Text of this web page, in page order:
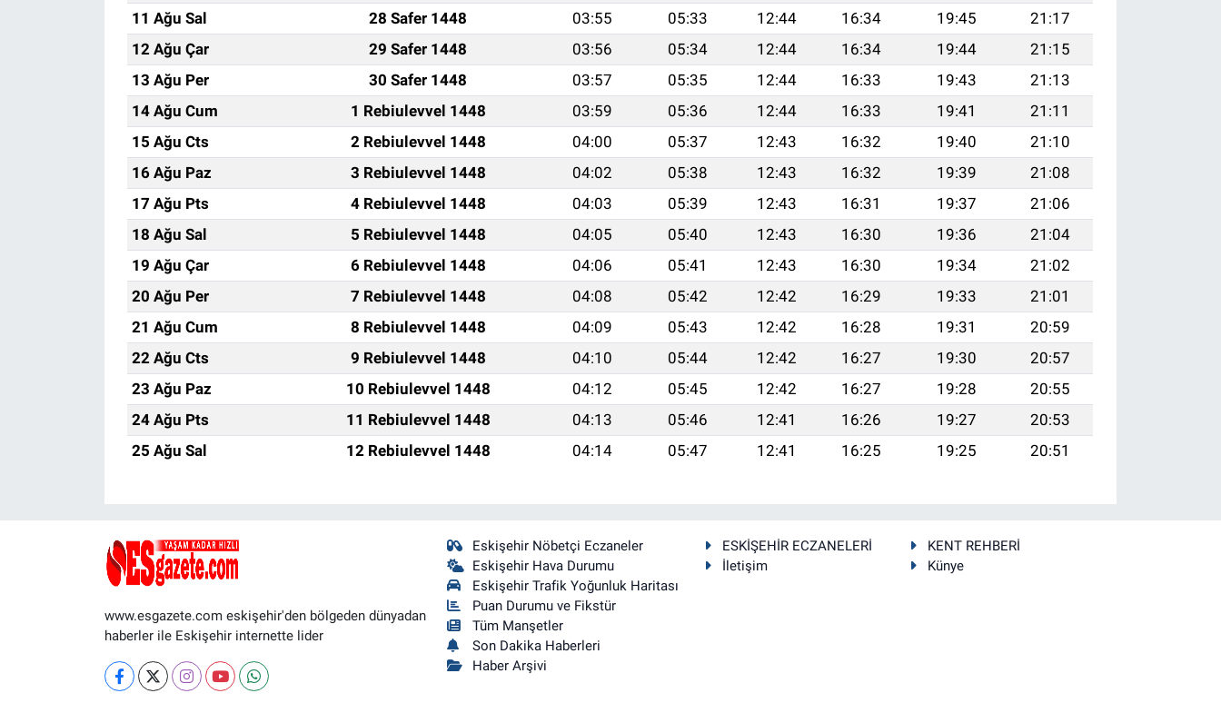
11 Ağu Sal
28 Safer 1448 03:55 05:33 12:44 16:34 19:45
21:17
12 Ağu Çar
29 Safer 1448 03:56 05:34 12:44 16:34 19:44
21:15
13 Ağu Per
30 Safer 1448 03:57 05:35 12:44 16:33 19:43
21:13
14 Ağu Cum
1 Rebiulevvel 1448 03:59 05:36 12:44 16:33 19:41
21:11
15 Ağu Cts
2 Rebiulevvel 1448 04:00 05:37 12:43 16:32 19:40
21:10
16 Ağu Paz
3 Rebiulevvel 1448 04:02 05:38 12:43 16:32 19:39
21:08
17 Ağu Pts
4 Rebiulevvel 1448 04:03 05:39 12:43 16:31 19:37
21:06
18 Ağu Sal
5 Rebiulevvel 1448 04:05 05:40 12:43 16:30 19:36
21:04
19 Ağu Çar
6 Rebiulevvel 1448 04:06 05:41 12:43 16:30 19:34
21:02
20 Ağu Per
7 Rebiulevvel 1448 04:08 05:42 12:42 16:29 19:33
21:01
21 Ağu Cum
8 Rebiulevvel 1448 04:09 05:43 12:42 16:28 19:31
20:59
22 Ağu Cts
9 Rebiulevvel 1448 04:10 05:44 12:42 16:27 19:30
20:57
23 Ağu Paz
10 Rebiulevvel 1448 04:12 05:45 12:42 16:27 19:28
20:55
24 Ağu Pts
11 Rebiulevvel 1448 04:13 05:46 12:41 16:26 19:27
20:53
25 Ağu Sal
12 Rebiulevvel 1448 04:14 05:47 12:41 16:25 19:25 20:51
www.esgazete.com eskişehir'den bölgeden dünyadan
haberler ile Eskişehir internette lider
Eskişehir Nöbetçi Eczaneler
Eskişehir Hava Durumu
Eskişehir Trafik Yoğunluk Haritası
Puan Durumu ve Fikstür
Tüm Manşetler
Son Dakika Haberleri
Haber Arşivi
ESKİŞEHİR ECZANELERİ
KENT REHBERİ
İletişim
Künye